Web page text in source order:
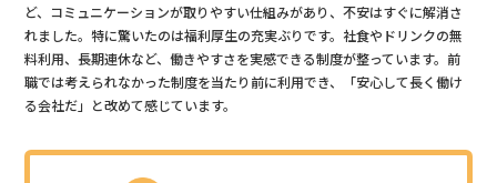
ど、コミュニケーションが取りやすい仕組みがあり、不安はすぐに解消さ
れました。特に驚いたのは福利厚生の充実ぶりです。社食やドリンクの無
料利用、長期連休など、働きやすさを実感できる制度が整っています。前
職では考えられなかった制度を当たり前に利用でき、「安心して長く働け
る会社だ」と改めて感じています。